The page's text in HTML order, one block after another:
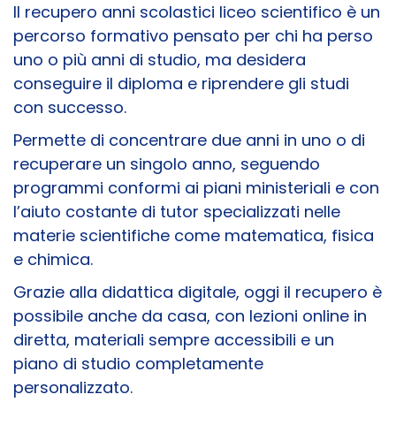
Il recupero anni scolastici liceo scientifico è un
percorso formativo pensato per chi ha perso
uno o più anni di studio, ma desidera
conseguire il diploma e riprendere gli studi
con successo.
Permette di concentrare due anni in uno o di
recuperare un singolo anno, seguendo
programmi conformi ai piani ministeriali e con
l’aiuto costante di tutor specializzati nelle
materie scientifiche come matematica, fisica
e chimica.
Grazie alla didattica digitale, oggi il recupero è
possibile anche da casa, con lezioni online in
diretta, materiali sempre accessibili e un
piano di studio completamente
personalizzato.